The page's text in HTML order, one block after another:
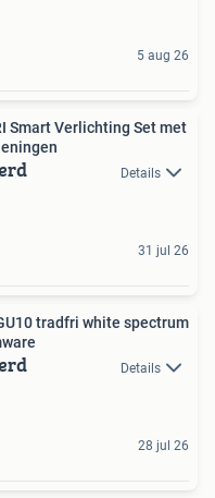
5 aug 26
Smart Verlichting Set met
Details
31 jul 26
tradfri white spectrum
Details
28 jul 26